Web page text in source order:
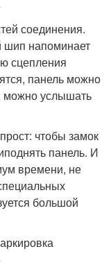
соединения.
напоминает
сцепления
панель можно
можно услышать
чтобы замок
панель. И
времени, не
большой